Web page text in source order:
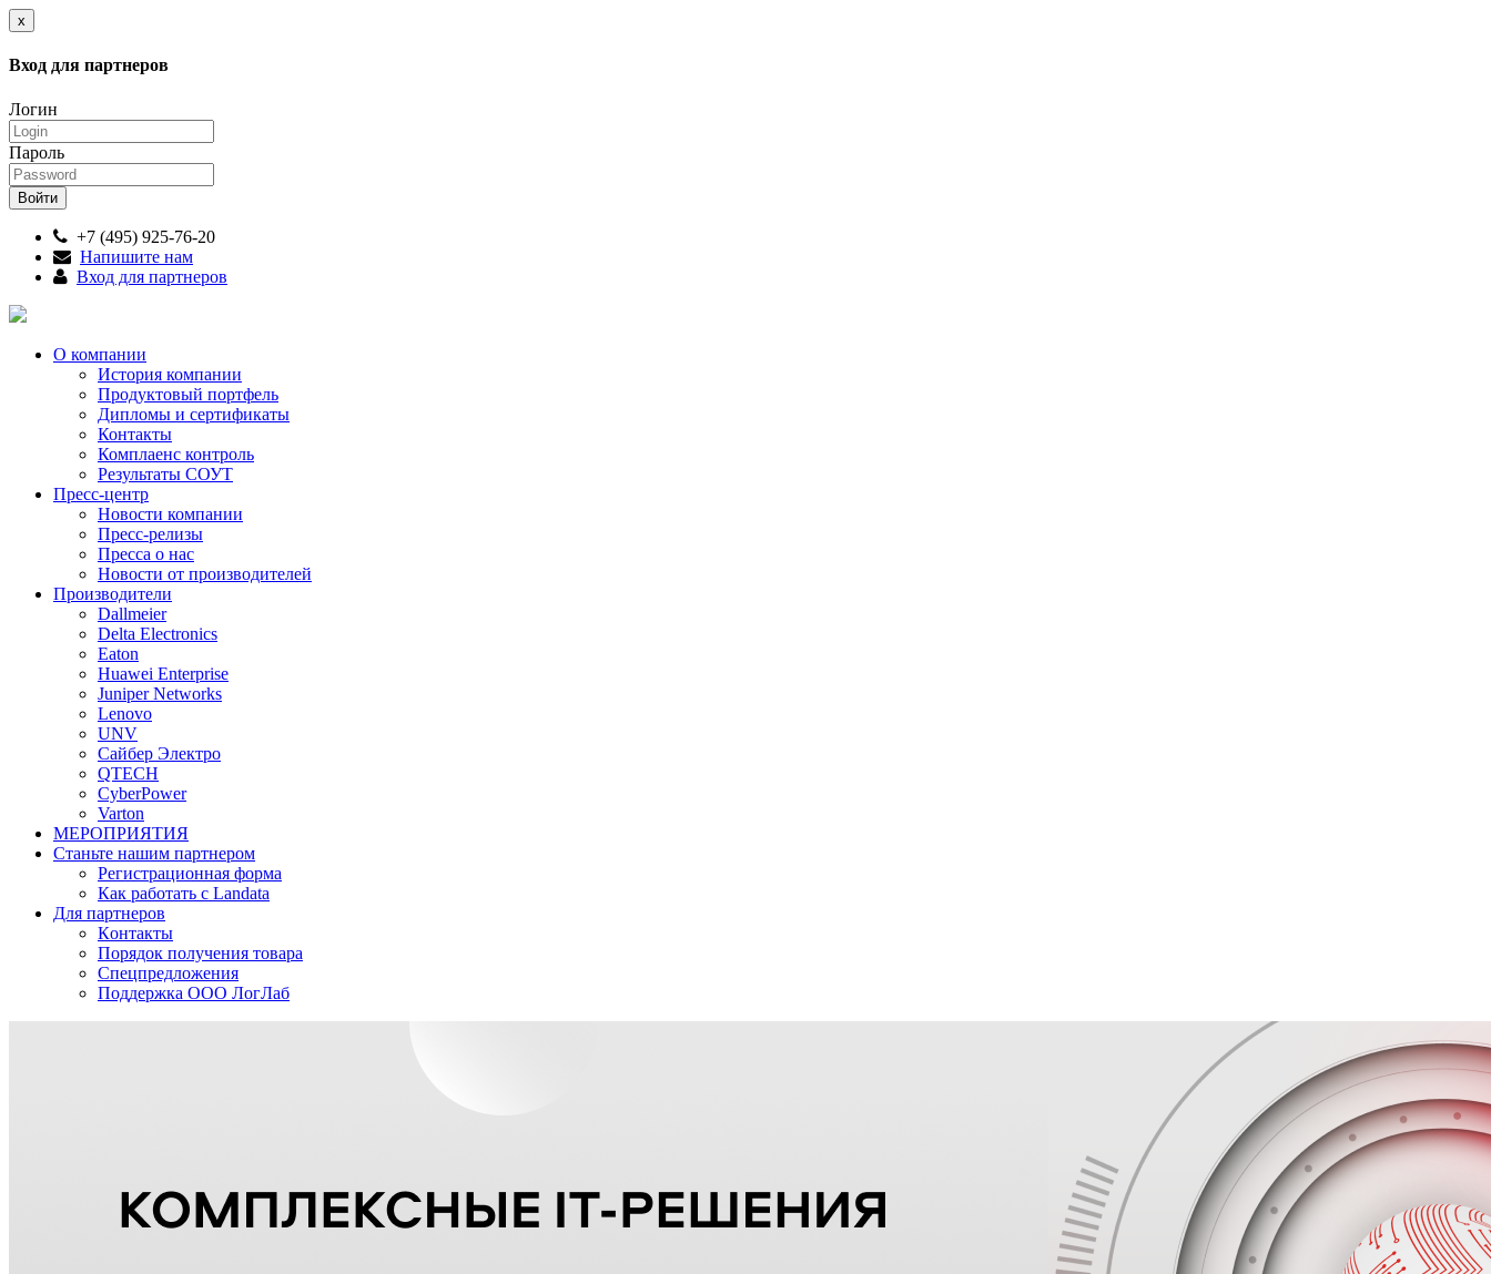
x
Вход для партнеров
Логин
Пароль
+7 (495) 925-76-20
Напишите нам
Вход для партнеров
О компании
История компании
Продуктовый портфель
Дипломы и сертификаты
Контакты
Комплаенс контроль
Результаты СОУТ
Пресс-центр
Новости компании
Пресс-релизы
Пресса о нас
Новости от производителей
Производители
Dallmeier
Delta Electronics
Eaton
Huawei Enterprise
Juniper Networks
Lenovo
UNV
Сайбер Электро
QTECH
CyberPower
Varton
МЕРОПРИЯТИЯ
Станьте нашим партнером
Регистрационная форма
Как работать с Landata
Для партнеров
Кoнтaкты
Порядок получения товара
Спецпредложения
Поддержка ООО ЛогЛаб